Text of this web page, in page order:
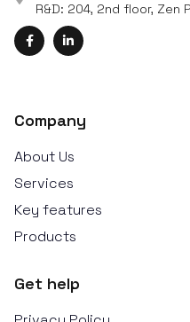
R&D: 204, 2nd floor, Zen
Company
About Us
Services
Key features
Products
Get help